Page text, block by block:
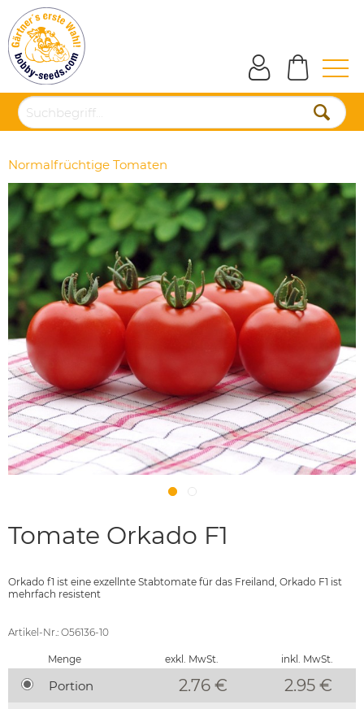
Normalfrüchtige Tomaten
Tomate Orkado F1
Orkado f1 ist eine exzellnte Stabtomate für das Freiland, Orkado F1 ist
mehrfach resistent
Artikel-Nr.: O56136-10
Menge exkl. MwSt. inkl. MwSt.
Portion 2.76 € 2.95 €